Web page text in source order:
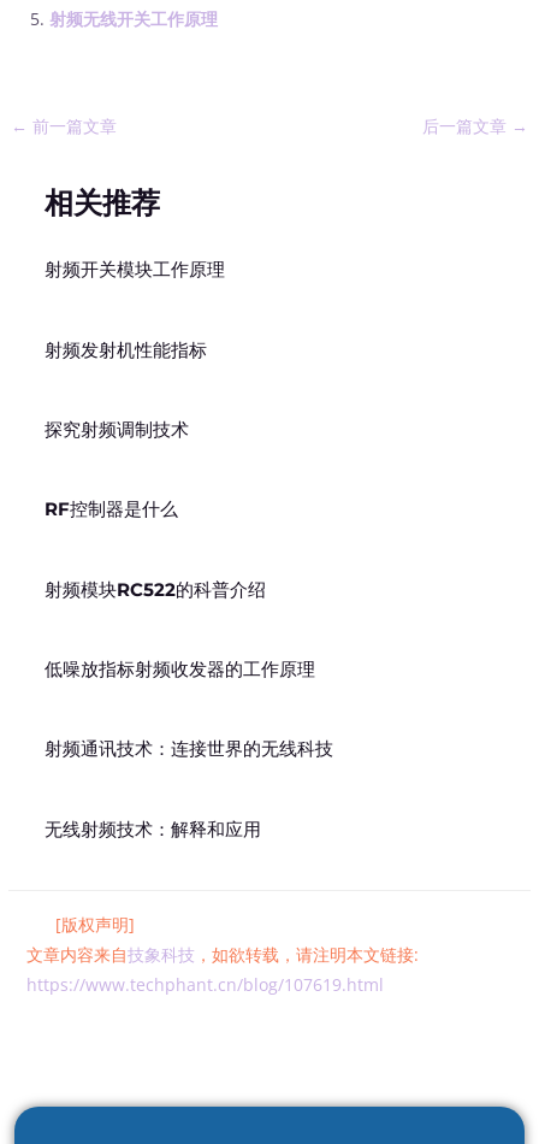
射频无线开关工作原理
← 前一篇文章 后一篇文章 →
相关推荐
射频开关模块工作原理
射频发射机性能指标
探究射频调制技术
RF控制器是什么
射频模块RC522的科普介绍
低噪放指标射频收发器的工作原理
射频通讯技术：连接世界的无线科技
无线射频技术：解释和应用
[版权声明]
文章内容来自技象科技 ，如欲转载，请注明本文链接:
https://www.techphant.cn/blog/107619.html